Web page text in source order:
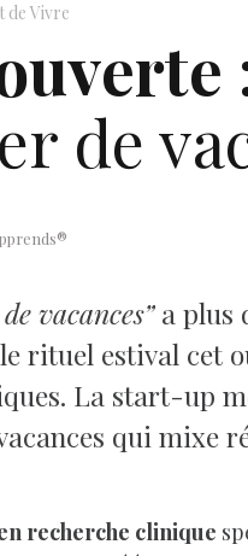
de Vivre
de
vacances”a plus
rituel estival cet
La start-up
qui mixe
recherche clinique